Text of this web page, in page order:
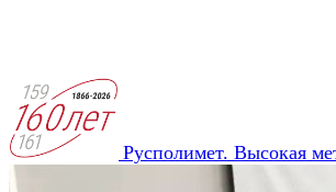
Русполимет. Высокая